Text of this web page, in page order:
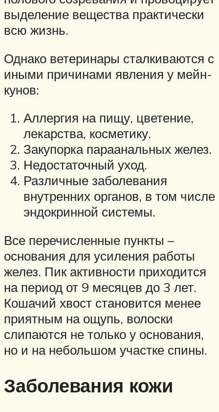
выделение вещества практически
всю жизнь.
Однако ветеринары сталкиваются с
иными причинами явления у мейн-
кунов:
Аллергия на пищу, цветение,
лекарства, косметику.
Закупорка параанальных желез.
Недостаточный уход.
Различные заболевания
внутренних органов, в том числе
эндокринной системы.
Все перечисленные пункты –
основания для усиления работы
желез. Пик активности приходится
на период от 9 месяцев до 3 лет.
Кошачий хвост становится менее
приятным на ощупь, волоски
слипаются не только у основания,
но и на небольшом участке спины.
Заболевания кожи